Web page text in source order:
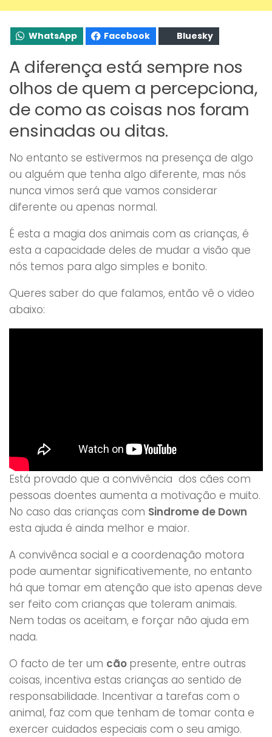
WhatsApp Facebook Bluesky
A diferença está sempre nos
olhos de quem a percepciona,
de como as coisas nos foram
ensinadas ou ditas.
No entanto se estivermos na presença de algo
ou alguém que tenha algo diferente, mas nós
nunca vimos será que vamos considerar
diferente ou apenas normal.
É esta a magia dos animais com as crianças, é
esta a capacidade deles de mudar a visão que
nós temos para algo simples e bonito.
Queres saber do que falamos, então vê o video
abaixo:
Está provado que a convivência dos cães com
pessoas doentes aumenta a motivação e muito.
No caso das crianças com Sindrome de Down
esta ajuda é ainda melhor e maior.
A convivênca social e a coordenação motora
pode aumentar significativemente, no entanto
há que tomar em atenção que isto apenas deve
ser feito com crianças que toleram animais.
Nem todas os aceitam, e forçar não ajuda em
nada.
O facto de ter um cão presente, entre outras
coisas, incentiva estas crianças ao sentido de
responsabilidade. Incentivar a tarefas com o
animal, faz com que tenham de tomar conta e
exercer cuidados especiais com o seu amigo.